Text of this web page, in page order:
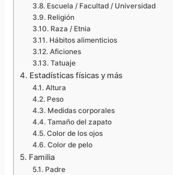
Escuela / Facultad / Universidad
Religión
Raza / Etnia
Hábitos alimenticios
Aficiones
Tatuaje
Estadísticas físicas y más
Altura
Peso
Medidas corporales
Tamaño del zapato
Color de los ojos
Color de pelo
Familia
Padre